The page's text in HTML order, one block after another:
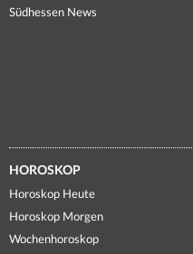
Südhessen News
HOROSKOP
Horoskop Heute
Horoskop Morgen
Wochenhoroskop